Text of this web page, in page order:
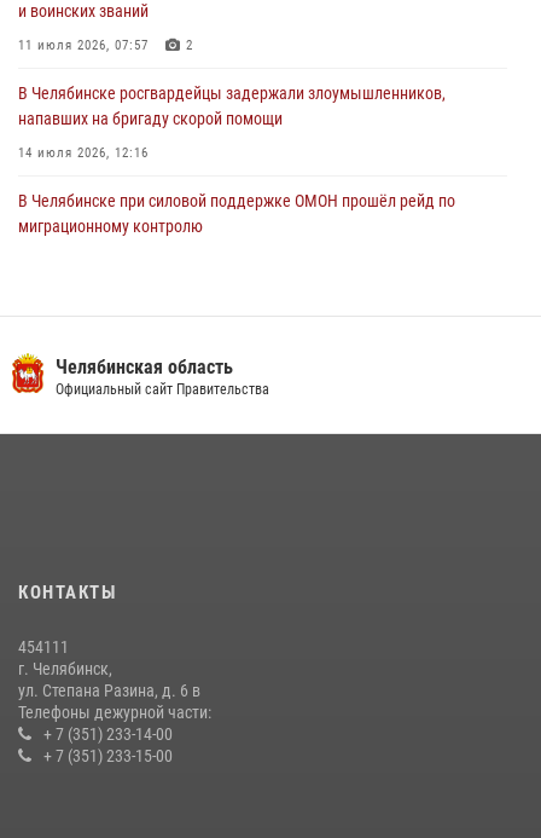
и воинских званий
11 июля 2026, 07:57 2
В Челябинске росгвардейцы задержали злоумышленников,
напавших на бригаду скорой помощи
14 июля 2026, 12:16
В Челябинске при силовой поддержке ОМОН прошёл рейд по
миграционному контролю
13 июля 2026, 03:02 5
14 июля 2026, 05:15
Челябинская область
Официальный сайт Правительства
КОНТАКТЫ
454111
г. Челябинск,
ул. Степана Разина, д. 6 в
Телефоны дежурной части:
+ 7 (351) 233-14-00
+ 7 (351) 233-15-00